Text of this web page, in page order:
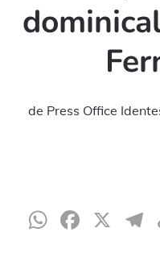
de Press Office
X